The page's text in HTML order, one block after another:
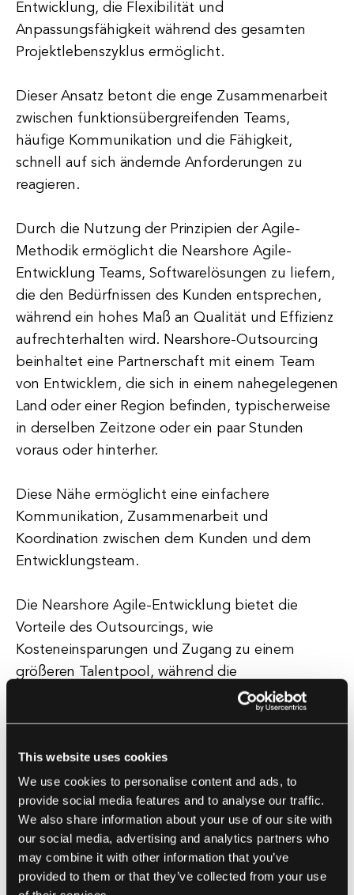
This website uses cookies
We use cookies to personalise content and ads, to
provide social media features and to analyse our traffic.
We also share information about your use of our site with
our social media, advertising and analytics partners who
may combine it with other information that you’ve
provided to them or that they’ve collected from your use
Entwicklung, die Flexibilität und
Anpassungsfähigkeit während des gesamten
Projektlebenszyklus ermöglicht.
Dieser Ansatz betont die enge Zusammenarbeit
zwischen funktionsübergreifenden Teams,
häufige Kommunikation und die Fähigkeit,
schnell auf sich ändernde Anforderungen zu
reagieren.
Durch die Nutzung der Prinzipien der Agile-
Methodik ermöglicht die Nearshore Agile-
Entwicklung Teams, Softwarelösungen zu liefern,
die den Bedürfnissen des Kunden entsprechen,
während ein hohes Maß an Qualität und Effizienz
aufrechterhalten wird. Nearshore-Outsourcing
beinhaltet eine Partnerschaft mit einem Team
von Entwicklern, die sich in einem nahegelegenen
Land oder einer Region befinden, typischerweise
in derselben Zeitzone oder ein paar Stunden
voraus oder hinterher.
Diese Nähe ermöglicht eine einfachere
Kommunikation, Zusammenarbeit und
Koordination zwischen dem Kunden und dem
Entwicklungsteam.
Die Nearshore Agile-Entwicklung bietet die
Vorteile des Outsourcings, wie
Kosteneinsparungen und Zugang zu einem
größeren Talentpool, während die
Herausforderungen, die mit Offshore-
Outsourcing verbunden sind, wie Sprachbarrieren
die Kombination der Agile-Methodik mit
Nearshore-Outsourcing bietet die Nearshore
Agile-Entwicklung einen einzigartigen Ansatz zur
Softwareentwicklung, der die Vorteile beider
Methodiken maximiert.